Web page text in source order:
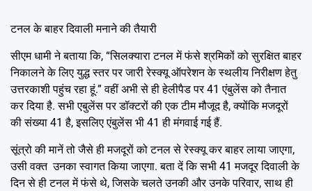
टनल के बाहर दिवाली मनाने की तैयारी
सीएम धामी ने बताया कि, “सिलक्यारा टनल में फंसे श्रमिकों को सुरक्षित बाहर
निकालने के लिए युद्ध स्तर पर जारी रेस्क्यू ऑपरेशन के स्थलीय निरीक्षण हेतु
उत्तरकाशी पहुंच रहा हूं.” वहीं अभी से ही हेलीपैड पर 41 एंबुलेंस को तैनात
कर दिया है. सभी एबुलेंस पर डॉक्टरों की एक टीम मौजूद है, क्योंकि मजदूरों
की संख्या 41 है, इसलिए एंबुलेंस भी 41 ही मंगवाई गई हैं.
सूंत्रो की मानें तो जैसे ही मजदूरों को टनल से रेस्क्यू कर बाहर लाया जाएगा,
उसी वक्त उनका स्वागत किया जाएगा. बता दें कि सभी 41 मजदूर दिवाली के
दिन से ही टनल में फंसे थे, जिसके चलते उनकी और उनके परिवार, साथ ही